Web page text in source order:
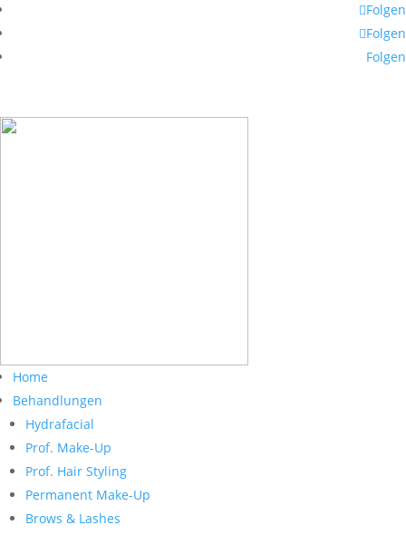
Folgen
Folgen
Folgen
Home
Behandlungen
Hydrafacial
Prof. Make-Up
Prof. Hair Styling
Permanent Make-Up
Brows & Lashes